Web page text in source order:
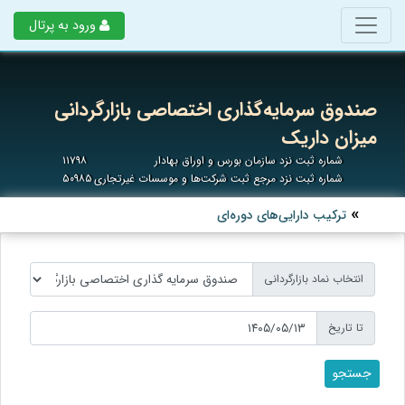
ورود به پرتال
صندوق سرمایه‌گذاری اختصاصی بازارگردانی
میزان داریک
شماره ثبت نزد سازمان بورس و اوراق بهادار
۱۱۷۹۸
شماره ثبت نزد مرجع ثبت شرکت‌ها و موسسات غیرتجاری۵۰۹۸۵
ترکیب دارایی‌های دوره‌ای
انتخاب نماد بازارگردانی
تا تاریخ